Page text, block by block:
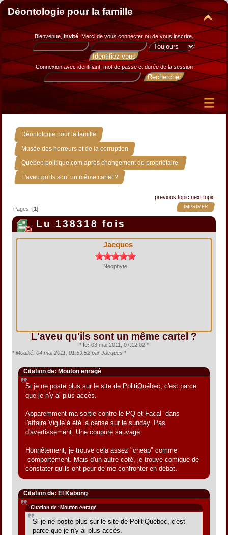
Déontologie pour la famille
Bienvenue, Invité. Merci devous connecter ou de vous inscrire.
Connexion avec identifiant, mot de passe et durée de la session
Déontologie pour la famille »
Musée des horreurs et de la corruption »
Quebec-politique.com après changement de propriétaire. »
L'aveu qu'ils sont un même cartel ?
previous topic next topic
IMPRIMER
Pages: [1]
Lu 138318 fois
Jacques
Néophyte
L'aveu qu'ils sont un même cartel ?
* le: 03 mai 2011, 07:12:02 *
* Modifié: 04 mai 2011, 01:59:52 par Jacques *
Citation de: Mouton enragé
Si je ne poste plus sur le site de PolitiQuébec, c'est parce
que je n'y ai plus accès.
Apparemment ma sortie contre le PQ et Facal dans
l'affaire Vigile à été la cerise sur le sunday. Pas
d'avertissement. Une coupure sauvage.
Honnêtement, je trouve cela assez "cheap" comme
comportement. Mais d'un autre coté, je trouve comique de
constater qu'ils ont peur de me confronter en débat.
Citation de: El Kabong
Citation de: Mouton enragé
Si je ne poste plus sur le site de PolitiQuébec, c'est
parce que je n'y ai plus accès.